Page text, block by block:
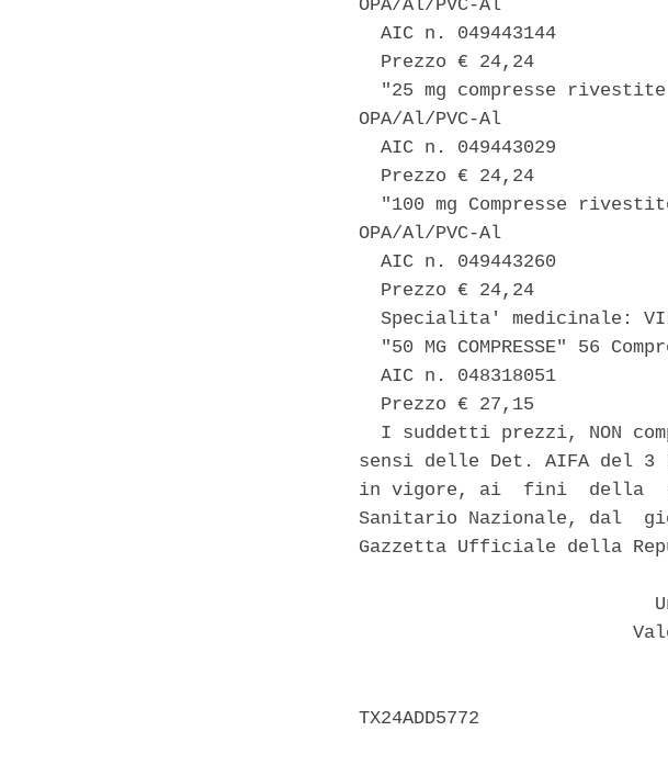
OPA/Al/PVC-Al
  AIC n. 049443144
  Prezzo € 24,24
"25 mg compresse
OPA/Al/PVC-Al
  AIC n. 049443029
  Prezzo € 24,24
"100 mg Compresse
OPA/Al/PVC-Al
  AIC n. 049443260
  Prezzo € 24,24
Specialita' medicinale:
"50 MG COMPRESSE" 56
  AIC n. 048318051
  Prezzo € 27,15
I suddetti prezzi, NON
sensi delle Det. AIFA del 3
in vigore, ai  fini  della
Sanitario Nazionale, dal
Gazzetta Ufficiale della